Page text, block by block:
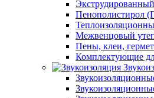
Пенополистирол
Межвенцовый
Пены, клеи,
Комплектующие